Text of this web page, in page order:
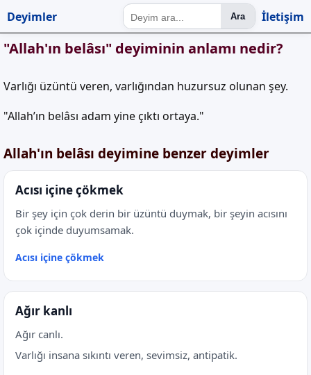
Deyimler Ara İletişim
"Allah'ın belâsı" deyiminin anlamı nedir?
Varlığı üzüntü veren, varlığından huzursuz olunan şey.
"Allah’ın belâsı adam yine çıktı ortaya."
Allah'ın belâsı deyimine benzer deyimler
Acısı içine çökmek
Bir şey için çok derin bir üzüntü duymak, bir şeyin acısını
çok içinde duyumsamak.
Acısı içine çökmek
Ağır kanlı
Ağır canlı.
Varlığı insana sıkıntı veren, sevimsiz, antipatik.